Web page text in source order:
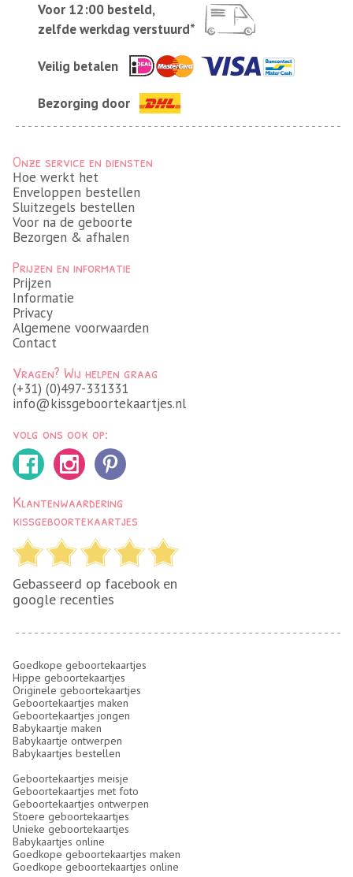
Voor 12:00 besteld,
zelfde werkdag verstuurd*
Veilig betalen
Bezorging door
Onze service en diensten
Hoe werkt het
Enveloppen bestellen
Sluitzegels bestellen
Voor na de geboorte
Bezorgen & afhalen
Prijzen en informatie
Prijzen
Informatie
Privacy
Algemene voorwaarden
Contact
Vragen? Wij helpen graag
(+31) (0)497-331331
info@kissgeboortekaartjes.nl
volg ons ook op:
Klantenwaardering
kissgeboortekaartjes
Gebasseerd op facebook en
google recenties
Goedkope geboortekaartjes
Hippe geboortekaartjes
Originele geboortekaartjes
Geboortekaartjes maken
Geboortekaartjes jongen
Babykaartje maken
Babykaartje ontwerpen
Babykaartjes bestellen
Geboortekaartjes meisje
Geboortekaartjes met foto
Geboortekaartjes ontwerpen
Stoere geboortekaartjes
Unieke geboortekaartjes
Babykaartjes online
Goedkope geboortekaartjes maken
Goedkope geboortekaartjes online